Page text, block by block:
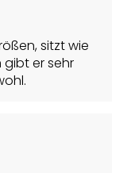
sitzt wie
gibt er sehr